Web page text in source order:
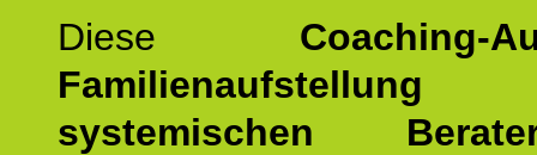
Diese Coaching-
Familienaufstellung
systemischen